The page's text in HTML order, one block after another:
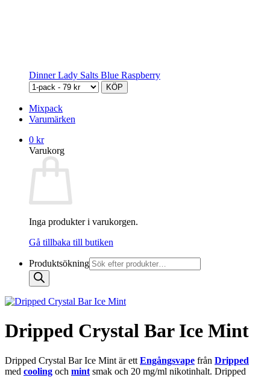
Dinner Lady Salts Blue Raspberry
KÖP
Mixpack
Varumärken
0 kr
Varukorg
Inga produkter i varukorgen.
Gå tillbaka till butiken
Produktsökning
Dripped Crystal Bar Ice Mint
Dripped Crystal Bar Ice Mint är ett Engångsvape från Dripped
med cooling och mint smak och 20 mg/ml nikotinhalt. Dripped